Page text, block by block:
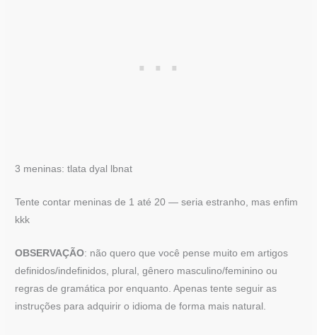
3 meninas: tlata dyal lbnat
Tente contar meninas de 1 até 20 — seria estranho, mas enfim
kkk
OBSERVAÇÃO: não quero que você pense muito em artigos
definidos/indefinidos, plural, gênero masculino/feminino ou
regras de gramática por enquanto. Apenas tente seguir as
instruções para adquirir o idioma de forma mais natural.